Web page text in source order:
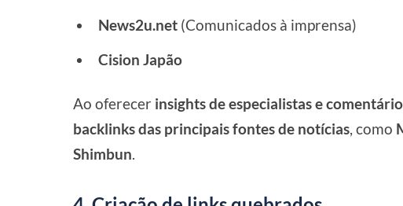
News2u.net (Comunicados à imprensa)
Cision Japão
Ao oferecer insights de especialistas e
backlinks das principais fontes de notícias, como
Shimbun.